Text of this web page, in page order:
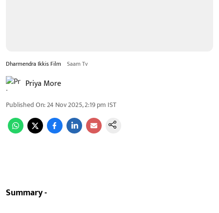
Dharmendra Ikkis Film Saam Tv
Priya More
Published On:24 Nov 2025, 2:19 pm IST
Summary -